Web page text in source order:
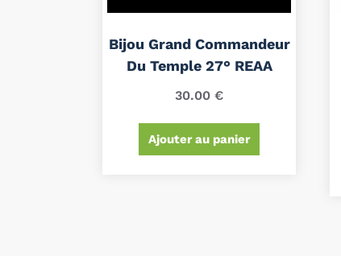
Bijou Grand Commandeur
Du Temple 27° REAA
30.00€
Ajouter au panier